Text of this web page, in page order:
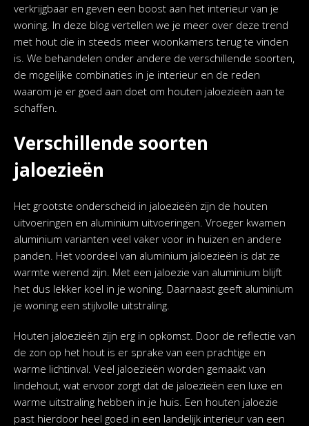
verkrijgbaar en geven een boost aan het interieur van je
woning. In deze blog vertellen we je meer over deze trend
met hout die in steeds meer woonkamers terug te vinden
is. We behandelen onder andere de verschillende soorten,
de mogelijke combinaties in je interieur en de reden
waarom je er goed aan doet om houten jaloezieën aan te
schaffen.
Verschillende soorten
jaloezieën
Het grootste onderscheid in jaloezieën zijn de houten
uitvoeringen en aluminium uitvoeringen. Vroeger kwamen
aluminium varianten veel vaker voor in huizen en andere
panden. Het voordeel van aluminium jaloezieën is dat ze
warmte werend zijn. Met een jaloezie van aluminium blijft
het dus lekker koel in je woning. Daarnaast geeft aluminium
je woning een stijlvolle uitstraling.
Houten jaloezieën zijn erg in opkomst. Door de reflectie van
de zon op het hout is er sprake van een prachtige en
warme lichtinval. Veel jaloezieën worden gemaakt van
lindehout, wat ervoor zorgt dat de jaloezieën een luxe en
warme uitstraling hebben in je huis. Een houten jaloezie
past hierdoor heel goed in een landelijk interieur van een